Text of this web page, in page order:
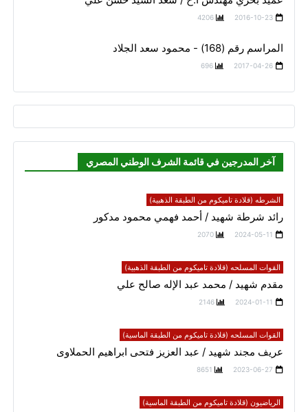
2016-10-23
4206
المراسم رقم (168) - محمود سعد الجلاد
2017-04-26
696
آخر المدرجين في قائمة الشرف الوطني المصري
الشرطه (قلادة تاميكوم من الطبقة الذهبية)
رائد شرطة شهيد / أحمد فهمي محمود مدكور
2024-05-11
2070
القوات المسلحه (قلادة تاميكوم من الطبقة الذهبية)
مقدم شهيد / محمد عبد الإله صالح علي
2024-01-11
2146
القوات المسلحه (قلادة تاميكوم من الطبقة الماسية)
عريف مجند شهيد / عبد العزيز فتحى ابراهيم الحملاوى
2023-06-27
8651
الرياضيون (قلادة تاميكوم من الطبقة الماسية)